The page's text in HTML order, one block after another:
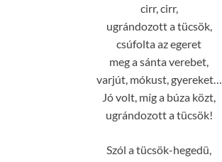
cirr, cirr,
ugrándozott a tücsök,
csúfolta az egeret
meg a sánta verebet,
varjút, mókust, gyereket…
Jó volt, míg a búza közt,
ugrándozott a tücsök!
Szól a tücsök-hegedü,